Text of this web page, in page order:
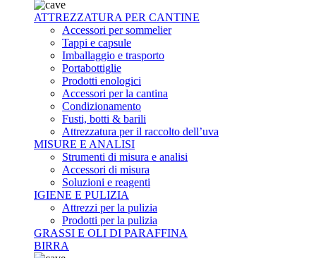
ATTREZZATURA PER CANTINE
Accessori per sommelier
Tappi e capsule
Imballaggio e trasporto
Portabottiglie
Prodotti enologici
Accessori per la cantina
Condizionamento
Fusti, botti & barili
Attrezzatura per il raccolto dell’uva
MISURE E ANALISI
Strumenti di misura e analisi
Accessori di misura
Soluzioni e reagenti
IGIENE E PULIZIA
Attrezzi per la pulizia
Prodotti per la pulizia
GRASSI E OLI DI PARAFFINA
BIRRA